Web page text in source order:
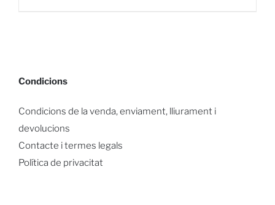
Condicions
Condicions de la venda, enviament, lliurament i
devolucions
Contacte i termes legals
Política de privacitat